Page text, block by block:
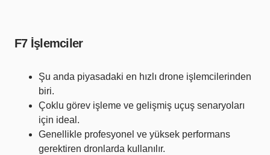
F7 İşlemciler
Şu anda piyasadaki en hızlı drone işlemcilerinden
biri.
Çoklu görev işleme ve gelişmiş uçuş senaryoları
için ideal.
Genellikle profesyonel ve yüksek performans
gerektiren dronlarda kullanılır.